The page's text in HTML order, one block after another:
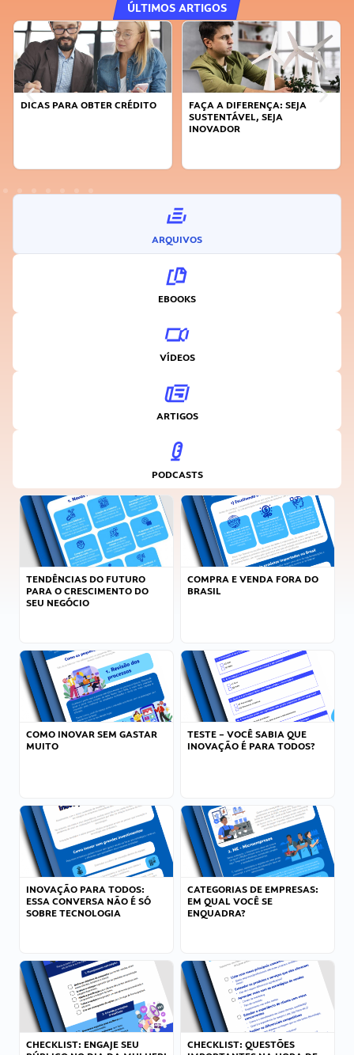
ÚLTIMOS ARTIGOS
DICAS PARA OBTER CRÉDITO
FAÇA A DIFERENÇA: SEJA
SUSTENTÁVEL, SEJA
INOVADOR
ARQUIVOS
EBOOKS
VÍDEOS
ARTIGOS
PODCASTS
TENDÊNCIAS DO FUTURO
PARA O CRESCIMENTO DO
SEU NEGÓCIO
COMPRA E VENDA FORA DO
BRASIL
COMO INOVAR SEM GASTAR
MUITO
TESTE – VOCÊ SABIA QUE
INOVAÇÃO É PARA TODOS?
INOVAÇÃO PARA TODOS:
ESSA CONVERSA NÃO É SÓ
SOBRE TECNOLOGIA
CATEGORIAS DE EMPRESAS:
EM QUAL VOCÊ SE
ENQUADRA?
CHECKLIST: ENGAJE SEU
CHECKLIST: QUESTÕES